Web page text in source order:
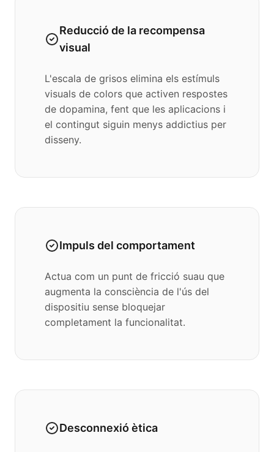
Reducció de la recompensa
visual
L'escala de grisos elimina els estímuls
visuals de colors que activen respostes
de dopamina, fent que les aplicacions i
el contingut siguin menys addictius per
disseny.
Impuls del comportament
Actua com un punt de fricció suau que
augmenta la consciència de l'ús del
dispositiu sense bloquejar
completament la funcionalitat.
Desconnexió ètica